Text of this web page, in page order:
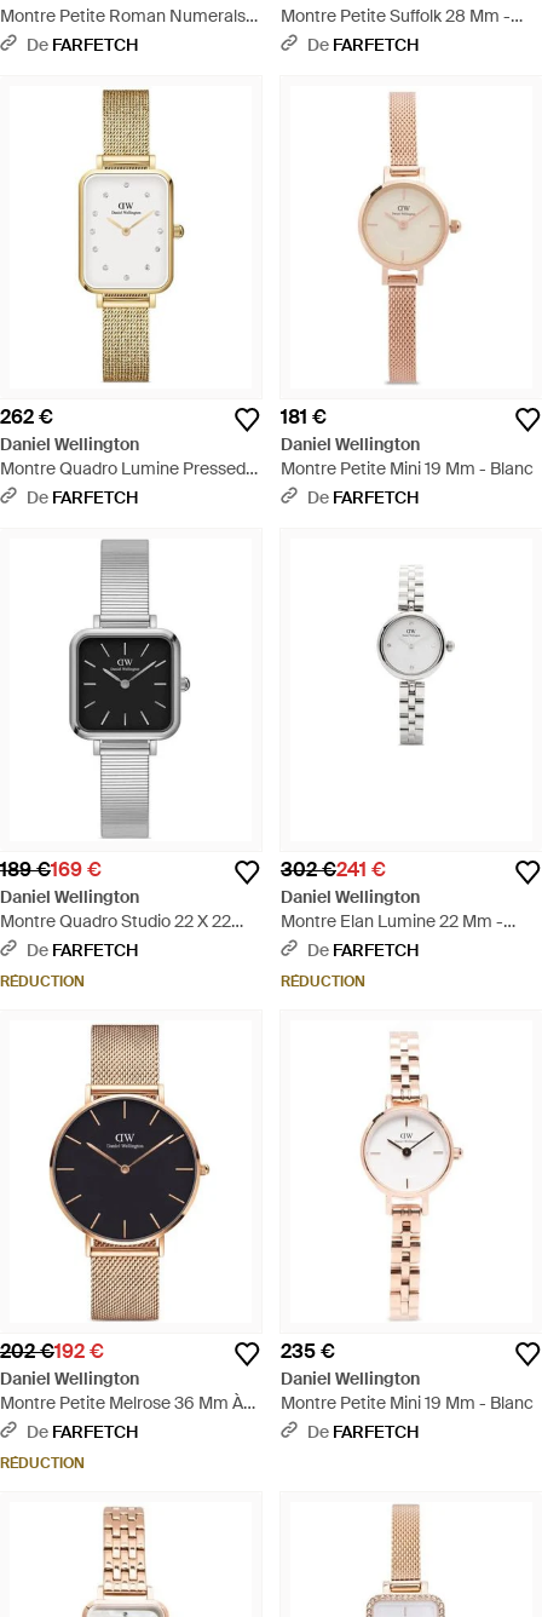
Montre Petite Roman Numerals
28 Mm - Blanc
De FARFETCH
Montre Petite Suffolk 28 Mm -
Blanc
De FARFETCH
262 €
Daniel Wellington
Montre Quadro Lumine Pressed
Evergold 26 Mm - Blanc
De FARFETCH
181 €
Daniel Wellington
Montre Petite Mini 19 Mm - Blanc
De FARFETCH
189 €169 €
Daniel Wellington
Montre Quadro Studio 22 X 22
Mm - Blanc
De FARFETCH
RÉDUCTION
302 €241 €
Daniel Wellington
Montre Elan Lumine 22 Mm -
Blanc
De FARFETCH
RÉDUCTION
202 €192 €
Daniel Wellington
Montre Petite Melrose 36 Mm À
Bracelet En Mesh - Bleu
De FARFETCH
RÉDUCTION
235 €
Daniel Wellington
Montre Petite Mini 19 Mm - Blanc
De FARFETCH